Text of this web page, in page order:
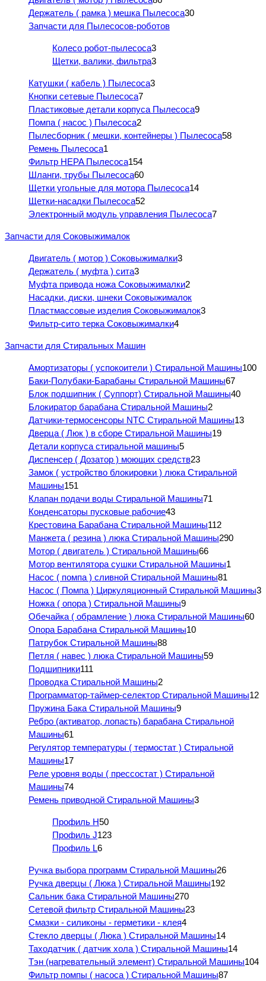
Держатель ( рамка ) мешка Пылесоса30
Запчасти для Пылесосов-роботов
Колесо робот-пылесоса3
Щетки, валики, фильтра3
Катушки ( кабель ) Пылесоса3
Кнопки сетевые Пылесоса7
Пластиковые детали корпуса Пылесоса9
Помпа ( насос ) Пылесоса2
Пылесборник ( мешки, контейнеры ) Пылесоса58
Ремень Пылесоса1
Фильтр HEPA Пылесоса154
Шланги, трубы Пылесоса60
Щетки угольные для мотора Пылесоса14
Щетки-насадки Пылесоса52
Электронный модуль управления Пылесоса7
Запчасти для Соковыжималок
Двигатель ( мотор ) Соковыжималки3
Держатель ( муфта ) сита3
Муфта привода ножа Соковыжималки2
Насадки, диски, шнеки Соковыжималок
Пластмассовые изделия Соковыжималок3
Фильтр-сито терка Соковыжималки4
Запчасти для Стиральных Машин
Амортизаторы ( успокоители ) Стиральной Машины100
Баки-Полубаки-Барабаны Стиральной Машины67
Блок подшипник ( Суппорт) Стиральной Машины40
Блокиратор барабана Стиральной Машины2
Датчики-термосенсоры NTC Стиральной Машины13
Дверца ( Люк ) в сборе Стиральной Машины19
Детали корпуса стиральной машины5
Диспенсер ( Дозатор ) моющих средств23
Замок ( устройство блокировки ) люка Стиральной
Машины151
Клапан подачи воды Стиральной Машины71
Конденсаторы пусковые рабочие43
Крестовина Барабана Стиральной Машины112
Манжета ( резина ) люка Стиральной Машины290
Мотор ( двигатель ) Стиральной Машины66
Мотор вентилятора сушки Стиральной Машины1
Насос ( помпа ) сливной Стиральной Машины81
Насос ( Помпа ) Циркуляционный Стиральной Машины3
Ножка ( опора ) Стиральной Машины9
Обечайка ( обрамление ) люка Стиральной Машины60
Опора Барабана Стиральной Машины10
Патрубок Стиральной Машины88
Петля ( навес ) люка Стиральной Машины59
Подшипники111
Проводка Стиральной Машины2
Программатор-таймер-селектор Стиральной Машины12
Пружина Бака Стиральной Машины9
Ребро (активатор, лопасть) барабана Стиральной
Машины61
Регулятор температуры ( термостат ) Стиральной
Машины17
Реле уровня воды ( прессостат ) Стиральной
Машины74
Ремень приводной Стиральной Машины3
Профиль H50
Профиль J123
Профиль L6
Ручка выбора программ Стиральной Машины26
Ручка дверцы ( Люка ) Стиральной Машины192
Сальник бака Стиральной Машины270
Сетевой фильтр Стиральной Машины23
Смазки - силиконы - герметики - клея4
Стекло дверцы ( Люка ) Стиральной Машины14
Таходатчик ( датчик хола ) Стиральной Машины14
Тэн (нагревательный элемент) Стиральной Машины104
Фильтр помпы ( насоса ) Стиральной Машины87